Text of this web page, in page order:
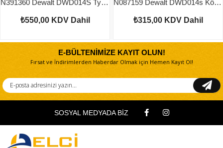
N391360 Dewalt DWD014S Type 1 Şalter
₺550,00 KDV Dahil
N087159 Dewalt DWD014s Kömür Çifti
₺315,00 KDV Dahil
E-BÜLTENİMİZE KAYIT OLUN!
Fırsat ve İndirimlerden Haberdar Olmak için Hemen Kayıt Ol!
SOSYAL MEDYADA BİZ